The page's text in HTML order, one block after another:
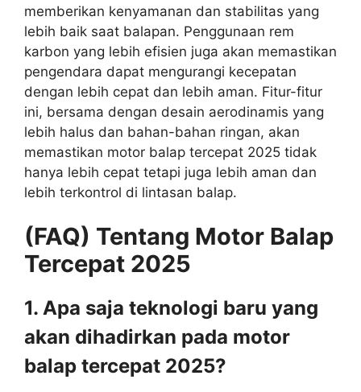
memberikan kenyamanan dan stabilitas yang
lebih baik saat balapan. Penggunaan rem
karbon yang lebih efisien juga akan memastikan
pengendara dapat mengurangi kecepatan
dengan lebih cepat dan lebih aman. Fitur-fitur
ini, bersama dengan desain aerodinamis yang
lebih halus dan bahan-bahan ringan, akan
memastikan motor balap tercepat 2025 tidak
hanya lebih cepat tetapi juga lebih aman dan
lebih terkontrol di lintasan balap.
(FAQ) Tentang Motor Balap
Tercepat 2025
1. Apa saja teknologi baru yang
akan dihadirkan pada motor
balap tercepat 2025?